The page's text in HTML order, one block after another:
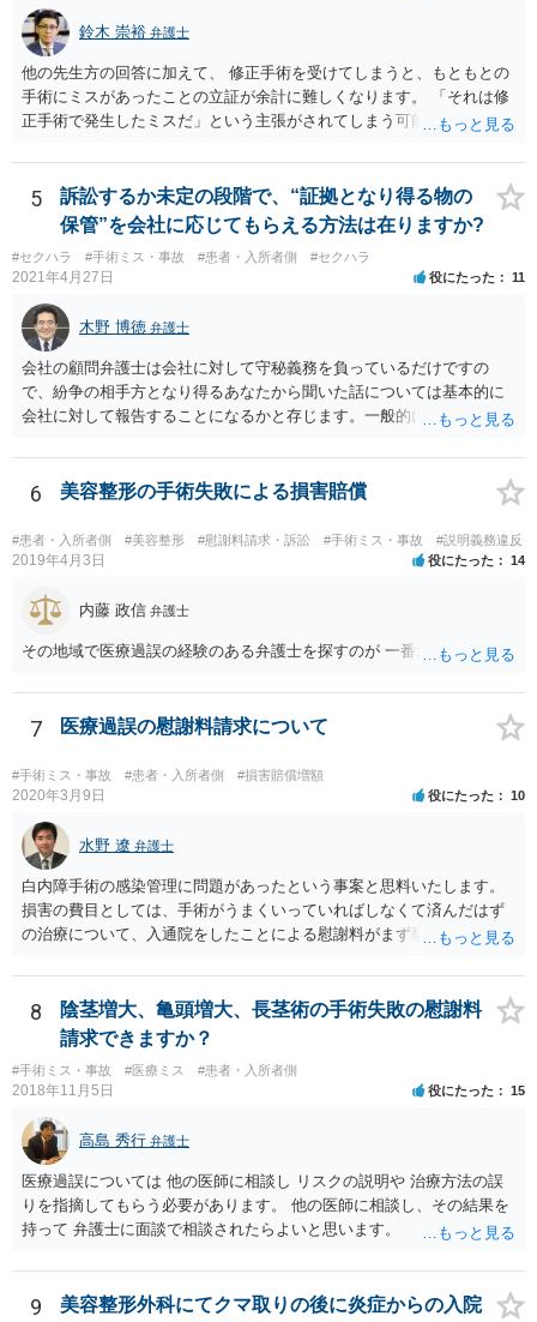
鈴木 崇裕 弁護士
他の先生方の回答に加えて、 修正手術を受けてしまうと、もともとの
手術にミスがあったことの立証が余計に難しくなります。 「それは修
正手術で発生したミスだ」という主張がされてしまう可能性があるか
検討なさっているのであれば、修正手術を受けるまえに弁護士に相談
して対応を決めることを強くお勧めいたします。
5
訴訟するか未定の段階で、“証拠となり得る物の
保管”を会社に応じてもらえる方法は在りますか?
#セクハラ #手術ミス・事故 #患者・入所者側 #セクハラ
2021年4月27日 役にたった 11
木野 博徳 弁護士
会社の顧問弁護士は会社に対して守秘義務を負っているだけですの
で、紛争の相手方となり得るあなたから聞いた話については基本的に
会社に対して報告することになるかと存じます。一般的に弁護士かぎ
ってはあるかもしれませんが、相手方に誤解を与える可能性があり、
利益相反の問題が生じうるのでそういった要請は拒絶する場合が大半
しいという要望を受け容れる弁護士はほとんどいないと思います。 会
社内の部署に相談した場合についても通常は会社内で情報共有が図ら
に相談した上で、事案の見通し等を示してもらい、訴訟するかどうか
合は、通常、会社が隠蔽のため過去の記録を廃棄すること等を防ぐた
とも一般論としては会社が隠蔽工作を行う可能性があるため、慎重な
6 美容整形の手術失敗による損害賠償
#患者・入所者側 #美容整形 #慰謝料請求・訴訟 #手術ミス・事故 #説明義務違反
2019年4月3日 役にたった 14
内藤 政信 弁護士
その地域で医療過誤の経験のある弁護士を探すのが 一番近道だね。
7 医療過誤の慰謝料請求について
#手術ミス・事故 #患者・入所者側 #損害賠償増額
2020年3月9日 役にたった 10
水野 遼 弁護士
白内障手術の感染管理に問題があったという事案と思料いたします。
損害の費目としては、手術がうまくいっていればしなくて済んだはず
の治療について、入通院をしたことによる慰謝料がまず挙げられ、こ
が残った場合には、後遺症についての慰謝料や、逸失利益なども請求
の対象になってきます。 あくまでケースバイケースなので、今回の事
案に必ずしも当てはまるものとは言い切れませんが、過去の裁判例を
見ると、白内障の手術に失敗して片目の視力がほぼ失われたような事
案の場合、800万円程度の慰謝料が認められた事案もあります。 医療
事故の場合、相手が保険を使った対応になることが多いため、交渉を
円滑に進めるためには早期に弁護士委任された方がよいのではないか
と思います。
8
陰茎増大、亀頭増大、長茎術の手術失敗の慰謝料
請求できますか？
#手術ミス・事故 #医療ミス #患者・入所者側
2018年11月5日 役にたった 15
高島 秀行 弁護士
医療過誤については 他の医師に相談し リスクの説明や 治療方法の誤
りを指摘してもらう必要があります。 他の医師に相談し、その結果を
持って 弁護士に面談で相談されたらよいと思います。
9
美容整形外科にてクマ取りの後に炎症からの入院